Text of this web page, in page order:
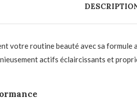
votre routine beauté avec sa
actifs éclaircissants et